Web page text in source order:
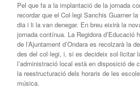
Pel que fa a la implantació de la jornada
recordar que el Col·legi Sanchis Guarner
dia i li la van denegar. En breu eixirà la
jornada contínua. La Regidora d’Educació
de l’Ajuntament d’Ondara es recolzarà la
des del col·legi, i, si es decideix sol·licitar
l’administració local està en disposició de
la reestructuració dels horaris de les
música.